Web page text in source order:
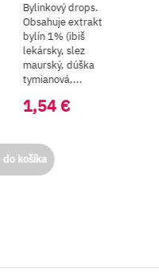
Bylinkový drops.
Obsahuje extrakt
bylín 1% (ibiš
lekársky, slez
maurský, dúška
tymianová,...
1,54 €
do košíka